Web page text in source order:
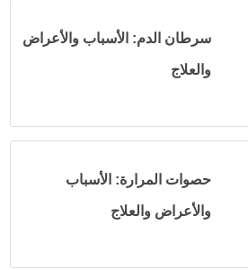
سرطان الدم: الأسباب والأعراض
والعلاج
حصوات المرارة: الأسباب
والأعراض والعلاج